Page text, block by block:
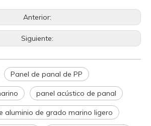
Anterior:
Siguiente:
Panel de panal de PP
panel acústico de panal
aluminio de grado marino ligero